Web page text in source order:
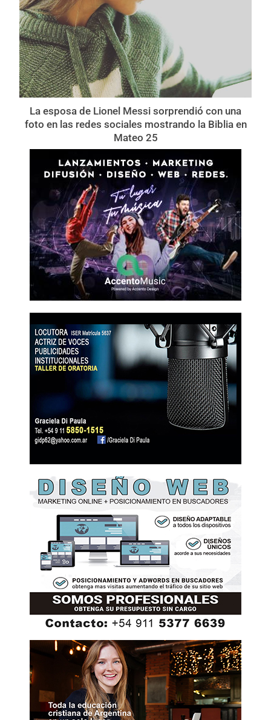
La esposa de Lionel Messi sorprendió con una
foto en las redes sociales mostrando la Biblia en
Mateo 25